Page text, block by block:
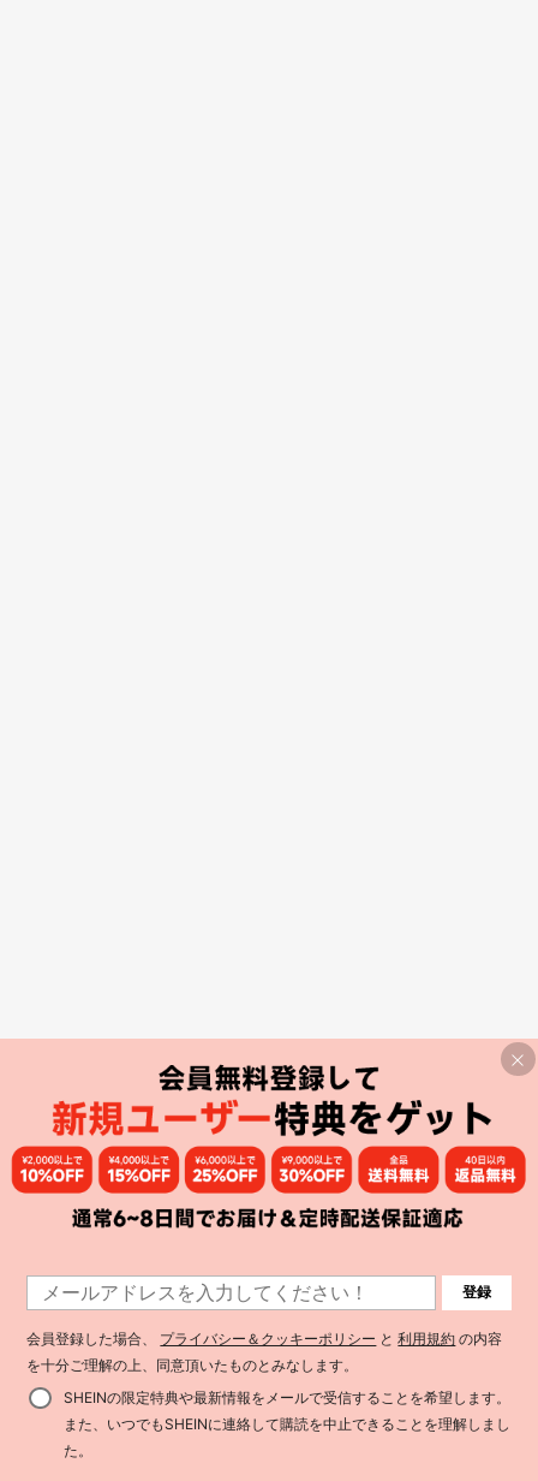
登録
会員登録した場合、 プライバシー＆クッキーポリシー と利用規約 の内容
を十分ご理解の上、同意頂いたものとみなします。
SHEINの限定特典や最新情報をメールで受信することを希望します。
また、いつでもSHEINに連絡して購読を中止できることを理解しまし
た。